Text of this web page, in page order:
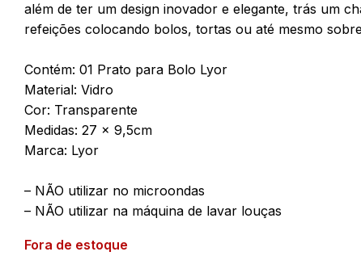
além de ter um design inovador e elegante, trás um
refeições colocando bolos, tortas ou até mesmo
Contém: 01 Prato para Bolo Lyor
Material: Vidro
Cor: Transparente
Medidas: 27 x 9,5cm
Marca: Lyor
– NÃO utilizar no microondas
– NÃO utilizar na máquina de lavar louças
Fora de estoque